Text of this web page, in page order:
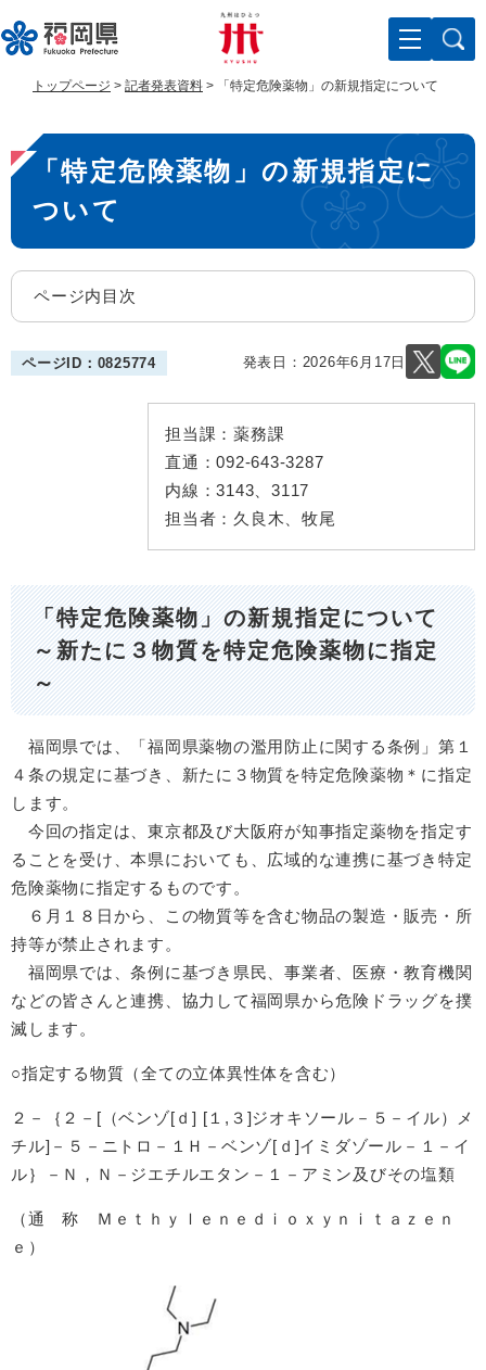
ー
ジ
で
す
ニ
ュ
ば
し
文
トップページ > 記者発表資料 > 「特定危険薬物」の新規指定について
本
文
「特定危険薬物」の新規指定に
ついて
ページ内目次
ページID：0825774 発表日： 2026年6月17日
担当課： 薬務課
直通：092-643-3287
内線：3143、3117
担当者： 久良木、牧尾
「特定危険薬物」の新規指定について
～新たに３物質を特定危険薬物に指定
～
福岡県では、「福岡県薬物の濫用防止に関する条例」第１
４条の規定に基づき、新たに３物質を特定危険薬物＊に指定
します。
今回の指定は、東京都及び大阪府が知事指定薬物を指定す
ることを受け、本県においても、広域的な連携に基づき特定
危険薬物に指定するものです。
６月１８日から、この物質等を含む物品の製造・販売・所
持等が禁止されます。
福岡県では、条例に基づき県民、事業者、医療・教育機関
などの皆さんと連携、協力して福岡県から危険ドラッグを撲
滅します。
○指定する物質（全ての立体異性体を含む）
２－｛２－[（ベンゾ[ｄ] [１,３]ジオキソール－５－イル）メ
チル]－５－ニトロ－１Ｈ－ベンゾ[ｄ]イミダゾール－１－イ
ル｝－Ｎ，Ｎ－ジエチルエタン－１－アミン及びその塩類
（通 称 Ｍｅｔｈｙｌｅｎｅｄｉｏｘｙｎｉｔａｚｅｎ
ｅ）